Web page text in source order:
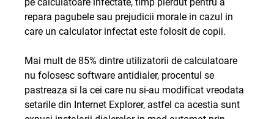
repara pagubele sau prejudicii morale in cazul in
care un calculator infectat este folosit de copii.
Mai mult de 85% dintre utilizatorii de calculatoare
nu folosesc software antidialer, procentul se
pastreaza si la cei care nu si-au modificat vreodata
setarile din Internet Explorer, astfel ca acestia sunt